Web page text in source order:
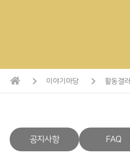
이야기마당 활동갤
공지사항 FAQ